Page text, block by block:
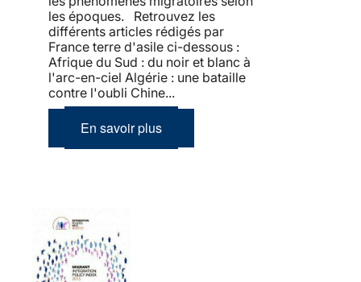
les époques. Retrouvez les
différents articles rédigés par
France terre d'asile ci-dessous :
Afrique du Sud : du noir et blanc à
l'arc-en-ciel Algérie : une bataille
contre l'oubli Chine...
En savoir plus